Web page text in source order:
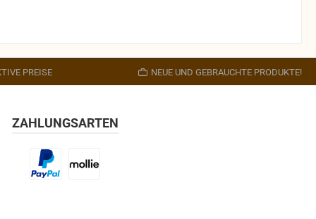
PREISE NEUE UND GEBRAUCHTE PRODUKTE!
ZAHLUNGSARTEN